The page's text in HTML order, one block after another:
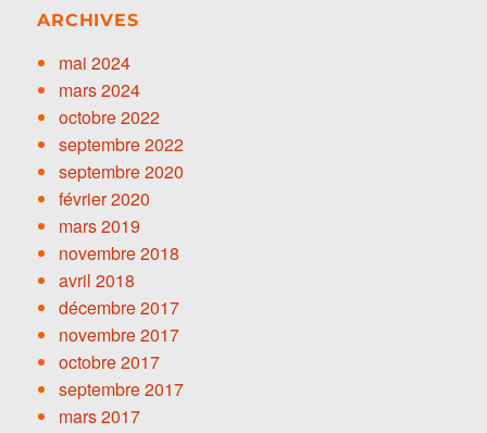
ARCHIVES
mai 2024
mars 2024
octobre 2022
septembre 2022
septembre 2020
février 2020
mars 2019
novembre 2018
avril 2018
décembre 2017
novembre 2017
octobre 2017
septembre 2017
mars 2017